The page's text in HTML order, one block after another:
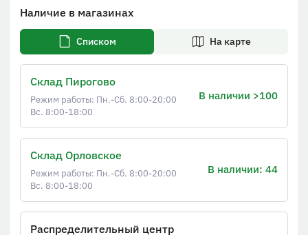
Наличие в магазинах
Списком На карте
Склад Пирогово
Режим работы: Пн.-Сб. 8:00-20:00
Вс. 8:00-18:00
В наличии >100
Склад Орловское
Режим работы: Пн.-Сб. 8:00-20:00
Вс. 8:00-18:00
В наличии: 44
Распределительный центр